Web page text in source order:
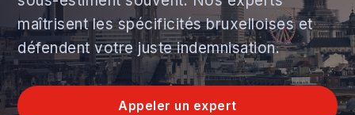
maîtrisent les spécificités bruxelloises et
défendent votre juste indemnisation.
Appeler un expert